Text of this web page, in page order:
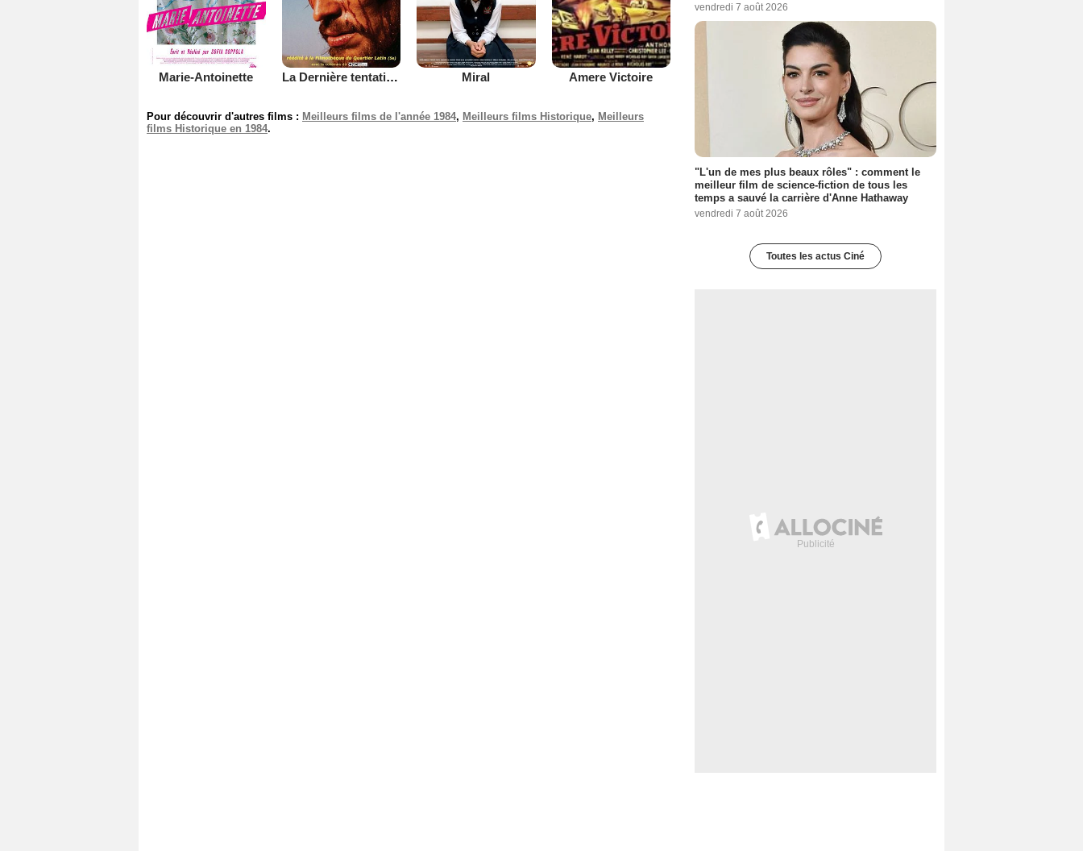
Marie-Antoinette La Dernière tentation du Christ Miral Amere Victoire
Pour découvrir d'autres films : Meilleurs films de l'année 1984, Meilleurs films Historique, Meilleurs
films Historique en 1984.
vendredi 7 août 2026
"L'un de mes plus beaux rôles" : comment le
meilleur film de science-fiction de tous les
temps a sauvé la carrière d'Anne Hathaway
vendredi 7 août 2026
Toutes les actus Ciné